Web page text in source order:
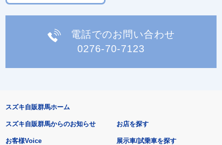
電話でのお問い合わせ
0276-70-7123
スズキ自販群馬ホーム
スズキ自販群馬からのお知らせ
お客様Voice
お店を探す
展示車/試乗車を探す